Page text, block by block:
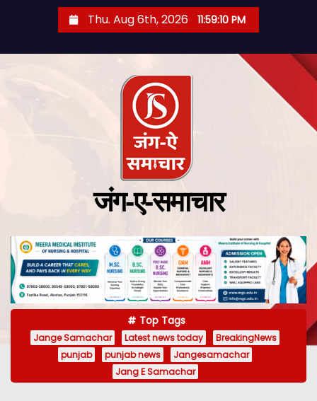
Thu. Aug 6th, 2026 11:59:11 PM
जंग-ए-समाचार
Top Tags
Jange Samachar Latest news today
BreakingNews
punjab
punjab news
Jangesamachar
Jang E Samachar